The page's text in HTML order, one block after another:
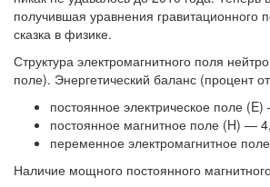
получившая уравнения гравитационного
сказка в физике.
Структура электромагнитного поля
поле). Энергетический баланс (процент
постоянное электрическое поле
постоянное магнитное поле (H) —
переменное электромагнитное
Наличие мощного постоянного